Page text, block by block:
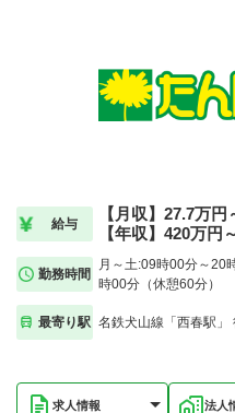
給与
【月収】27.7万円
【年収】420万円
勤務時間
月～土:09時00分～20
時00分（休憩60分）
最寄り駅 名鉄犬山線「西春駅」
求人情報 法人